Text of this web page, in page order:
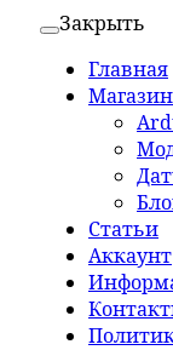
Закрыть
Главная
Магазин
Статьи
Аккаунт